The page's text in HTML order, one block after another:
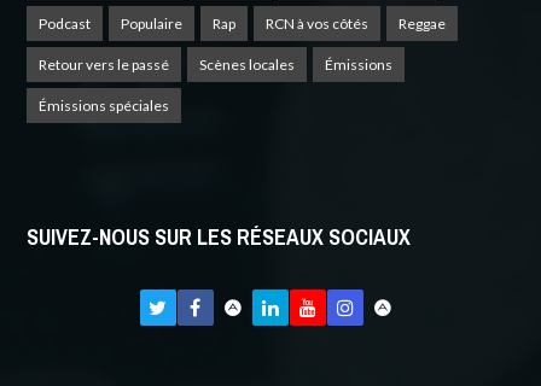
Podcast Populaire Rap RCN à vos côtés Reggae
Retour vers le passé Scènes locales Émissions
Émissions spéciales
SUIVEZ-NOUS SUR LES RÉSEAUX SOCIAUX